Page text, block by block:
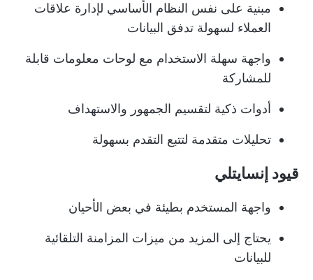
مبنية على نفس النظام الأساسي لإدارة علاقات
العملاء لسهولة تدفق البيانات
واجهة سهلة الاستخدام مع لوحات معلومات قابلة
للمشاركة
أدوات ذكية لتقسيم الجمهور والاستهداف
تحليلات متقدمة لتتبع التقدم بسهولة
قيود إنسايتلي
واجهة المستخدم بطيئة في بعض الأحيان
يحتاج إلى المزيد من ميزات المزامنة التلقائية
للبيانات